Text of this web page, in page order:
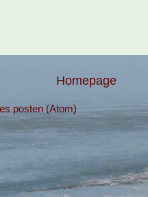
Homepage
posten (Atom)